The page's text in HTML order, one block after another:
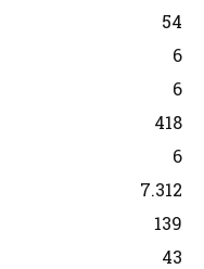
54
6
6
418
6
7.312
139
43